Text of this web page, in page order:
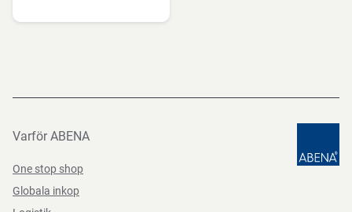
Varför ABENA
One stop shop
Globala inkop